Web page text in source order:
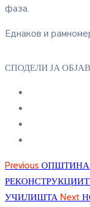
фаза.
Еднаков и
СПОДЕЛИ ЈА
Previous ОПШТИНА
УЧИЛИШТА Next